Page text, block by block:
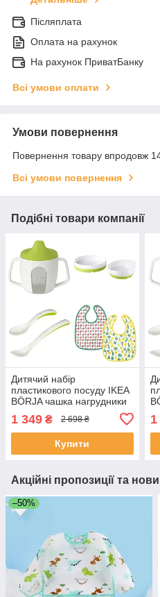
Післяплата
Оплата на рахунок
На рахунок ПриватБанку
Всі умови оплати
Умови повернення
Повернення товару впродовж
Всі умови повернення
Подібні товари компанії
Дитячий набір
пластикового посуду IKEA
BÖRJA чашка нагрудники
тарілка миска ложки для
годування малюків ІКЕА
1 349 ₴ 2 698 ₴
Купити
1
Акційні пропозиції та
–50%